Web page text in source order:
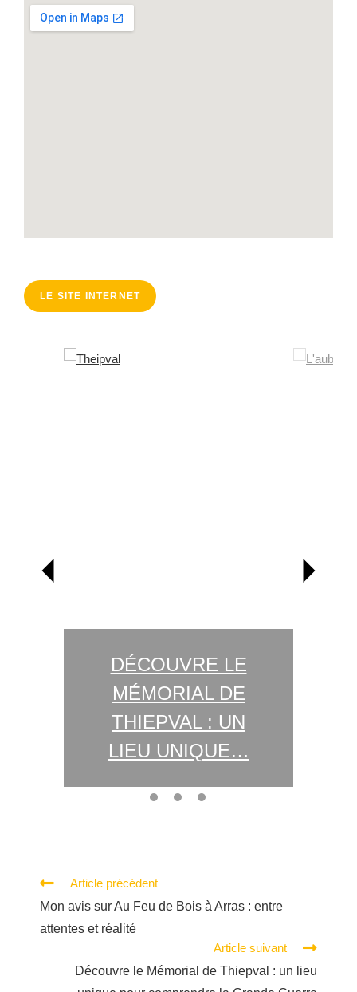
LE SITE INTERNET
DÉCOUVRE LE
MÉMORIAL DE
THIEPVAL : UN
LIEU UNIQUE…
Article précédent
Mon avis sur Au Feu de Bois à Arras : entre
attentes et réalité
Article suivant
Découvre le Mémorial de Thiepval : un lieu